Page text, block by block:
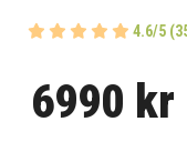
4.6/5
6990 kr